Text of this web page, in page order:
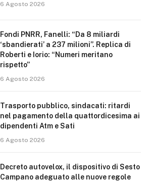
6 Agosto 2026
Fondi PNRR, Fanelli: “Da 8 miliardi
‘sbandierati’ a 237 milioni”. Replica di
Roberti e Iorio: “Numeri meritano
rispetto”
6 Agosto 2026
Trasporto pubblico, sindacati: ritardi
nel pagamento della quattordicesima ai
dipendenti Atm e Sati
6 Agosto 2026
Decreto autovelox, il dispositivo di Sesto
Campano adeguato alle nuove regole